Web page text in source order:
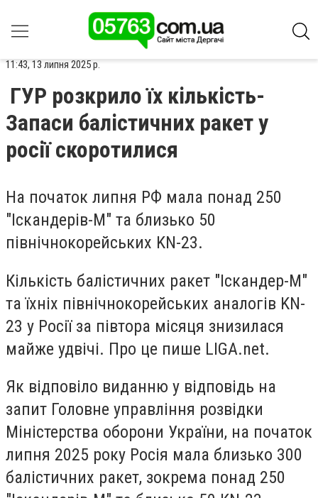
11:43, 13 липня 2025 р.
ГУР розкрило їх кількість-
Запаси балістичних ракет у
росії скоротилися
На початок липня РФ мала понад 250
"Іскандерів-М" та близько 50
північнокорейських KN-23.
Кількість балістичних ракет "Іскандер-М"
та їхніх північнокорейських аналогів KN-
23 у Росії за півтора місяця знизилася
майже удвічі. Про це пише LIGA.net.
Як відповіло виданню у відповідь на
запит Головне управління розвідки
Міністерства оборони України, на початок
липня 2025 року Росія мала близько 300
балістичних ракет, зокрема понад 250